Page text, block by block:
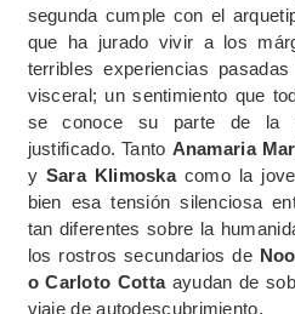
segunda cumple con el
que ha jurado vivir a los
terribles experiencias
visceral; un sentimiento que
se conoce su parte de la
justificado. Tanto Anamaria
y Sara Klimoskacomo la
bien esa tensión silenciosa
tan diferentes sobre la
los rostros secundarios de
o Carloto Cottaayudan de
viaje de autodescubrimiento.